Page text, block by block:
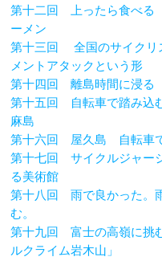
第十二回 上ったら食べる
ーメン
第十三回 全国のサイクリ
メントアタックという形
第十四回 離島時間に浸る
第十五回 自転車で踏み込
麻島
第十六回 屋久島 自転車
第十七回 サイクルジャー
る美術館
第十八回 雨で良かった。
む。
第十九回 富士の高嶺に挑
ルクライム岩木山」